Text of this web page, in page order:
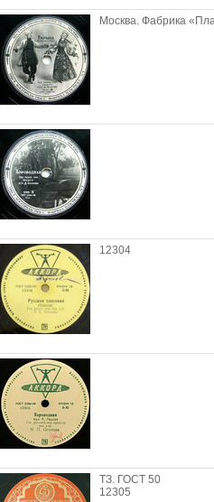
Москва. Фабрика
12304
ТЗ. ГОСТ 50
12305